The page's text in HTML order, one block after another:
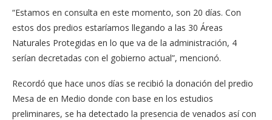
“Estamos en consulta en este momento, son 20 días. Con
estos dos predios estaríamos llegando a las 30 Áreas
Naturales Protegidas en lo que va de la administración, 4
serían decretadas con el gobierno actual”, mencionó.
Recordó que hace unos días se recibió la donación del predio
Mesa de en Medio donde con base en los estudios
preliminares, se ha detectado la presencia de venados así con